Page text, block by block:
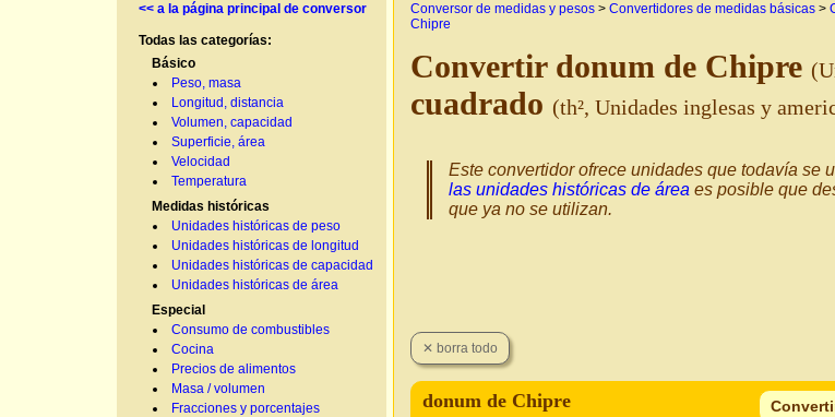
<< a la página principal de conversor
Todas las categorías:
Básico
Peso, masa
Longitud, distancia
Volumen, capacidad
Superficie, área
Velocidad
Temperatura
Medidas históricas
Unidades históricas de peso
Unidades históricas de longitud
Unidades históricas de capacidad
Unidades históricas de área
Especial
Consumo de combustibles
Cocina
Precios de alimentos
Masa / volumen
Fracciones y porcentajes
Conversor de medidas y pesos > Convertidores de medidas básicas >
Chipre
Convertir donum de Chipre
cuadrado (th², Unidades inglesas y
Este convertidor ofrece unidades que todavía se
las unidades históricas de área es posible que
que ya no se utilizan.
donum de Chipre